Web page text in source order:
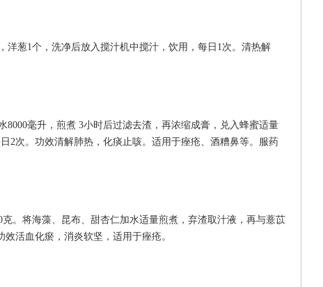
洋葱1个，洗净后放入搅汁机中搅汁，饮用，每日1次。清热解
8000毫升，煎煮 3小时后过滤去渣，再浓缩成膏，兑入蜂蜜适量
2次。功效清解肺热，化痰止咳。适用于痤疮、酒糟鼻等。服药
。将海藻、昆布、甜杏仁加水适量煎煮，弃渣取汁液，再与薏苡
活血化瘀，消炎软坚，适用于痤疮。